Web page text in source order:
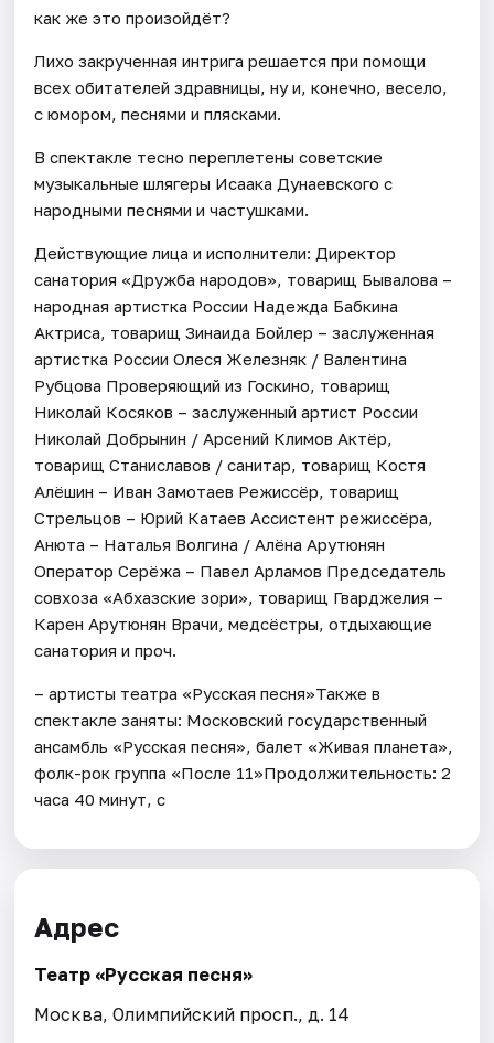
как же это произойдёт?
Лихо закрученная интрига решается при помощи
всех обитателей здравницы, ну и, конечно, весело,
с юмором, песнями и плясками.
В спектакле тесно переплетены советские
музыкальные шлягеры Исаака Дунаевского с
народными песнями и частушками.
Действующие лица и исполнители: Директор
санатория «Дружба народов», товарищ Бывалова –
народная артистка России Надежда Бабкина
Актриса, товарищ Зинаида Бойлер – заслуженная
артистка России Олеся Железняк / Валентина
Рубцова Проверяющий из Госкино, товарищ
Николай Косяков – заслуженный артист России
Николай Добрынин / Арсений Климов Актёр,
товарищ Станиславов / санитар, товарищ Костя
Алёшин – Иван Замотаев Режиссёр, товарищ
Стрельцов – Юрий Катаев Ассистент режиссёра,
Анюта – Наталья Волгина / Алёна Арутюнян
Оператор Серёжа – Павел Арламов Председатель
совхоза «Абхазские зори», товарищ Гварджелия –
Карен Арутюнян Врачи, медсёстры, отдыхающие
санатория и проч.
– артисты театра «Русская песня»Также в
спектакле заняты: Московский государственный
ансамбль «Русская песня», балет «Живая планета»,
фолк-рок группа «После 11»Продолжительность: 2
часа 40 минут, с
Адрес
Театр «Русская песня»
Москва, Олимпийский просп., д. 14